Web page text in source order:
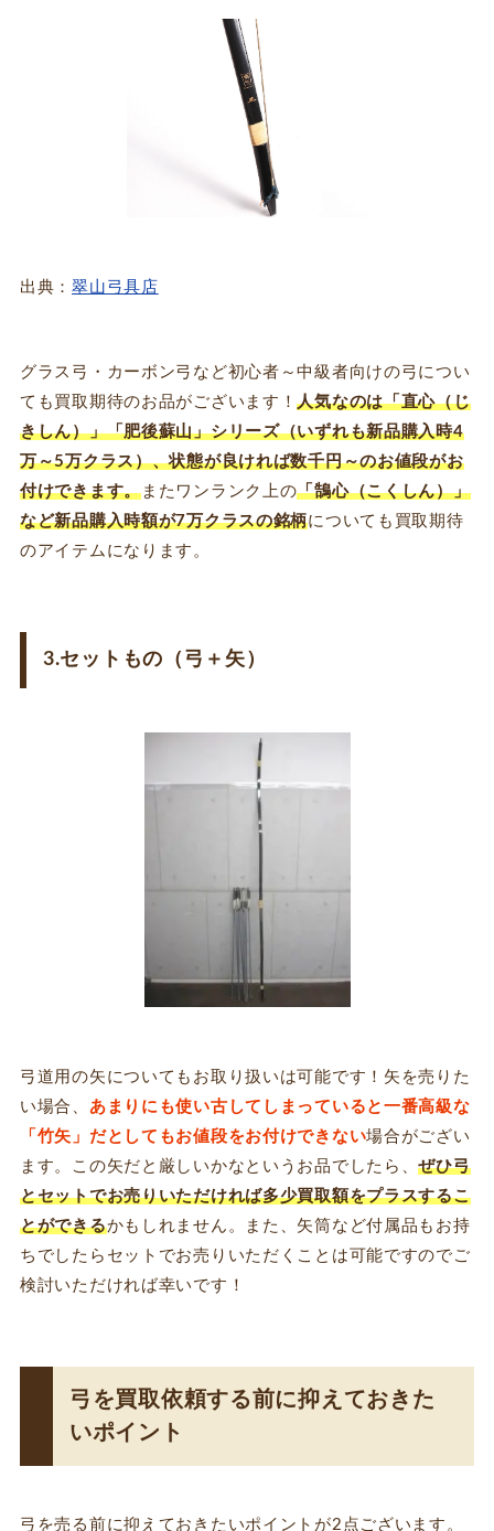
出典：翠山弓具店
グラス弓・カーボン弓など初心者～中級者向けの弓につい
ても買取期待のお品がございます！人気なのは「直心（じ
きしん）」「肥後蘇山」シリーズ（いずれも新品購入時4
万～5万クラス）、状態が良ければ数千円～のお値段がお
付けできます。またワンランク上の「鵠心（こくしん）」
など新品購入時額が7万クラスの銘柄についても買取期待
のアイテムになります。
3.セットもの（弓＋矢）
弓道用の矢についてもお取り扱いは可能です！矢を売りた
い場合、 あまりにも使い古してしまっていると一番高級な
「竹矢」だとしてもお値段をお付けできない場合がござい
ます。この矢だと厳しいかなというお品でしたら、ぜひ弓
とセットでお売りいただければ多少買取額をプラスするこ
とができるかもしれません。また、矢筒など付属品もお持
ちでしたらセットでお売りいただくことは可能ですのでご
検討いただければ幸いです！
弓を買取依頼する前に抑えておきた
いポイント
弓を売る前に抑えておきたいポイントが2点ございます。